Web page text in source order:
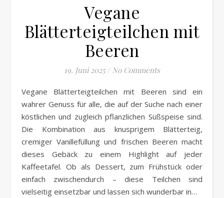
Vegane
Blätterteigteilchen mit
Beeren
19. Juni 2025 / No Comments
wahrer Genuss für alle, die auf der Suche nach einer
köstlichen und zugleich pflanzlichen Süßspeise sind.
Die Kombination aus knusprigem Blätterteig,
cremiger Vanillefüllung und frischen Beeren macht
dieses Gebäck zu einem Highlight auf jeder
Kaffeetafel. Ob als Dessert, zum Frühstück oder
einfach zwischendurch – diese Teilchen sind
vielseitig einsetzbar und lassen sich wunderbar in…